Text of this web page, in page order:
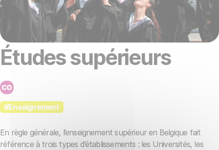
Études supérieurs
#Enseignement
En règle générale, l’enseignement supérieur en Belgique fait
référence à trois types d’établissements : les Universités, les